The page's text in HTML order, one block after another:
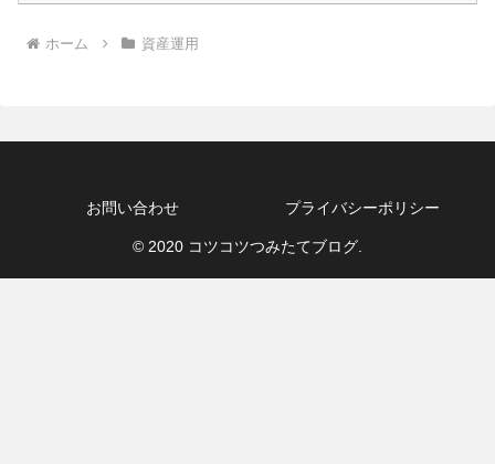
ホーム 資産運用
お問い合わせ プライバシーポリシー
© 2020 コツコツつみたてブログ.